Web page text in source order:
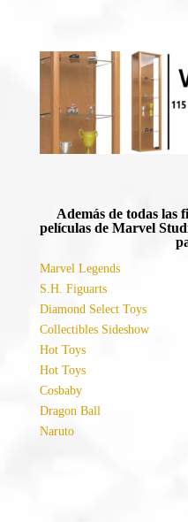
Además de todas las
películas de Marvel
Marvel Legends
S.H. Figuarts
Diamond Select Toys
Collectibles Sideshow
Hot Toys
Hot Toys
Cosbaby
Dragon Ball
Naruto